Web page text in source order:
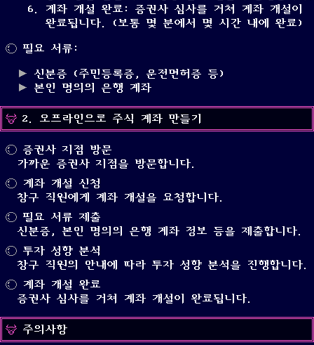
계좌 개설 완료: 증권사 심사를 거쳐 계좌 개설이
완료됩니다. (보통 몇 분에서 몇 시간 내에 완료)
필요 서류:
신분증 (주민등록증, 운전면허증 등)
본인 명의의 은행 계좌
2. 오프라인으로 주식 계좌 만들기
증권사 지점 방문
가까운 증권사 지점을 방문합니다.
계좌 개설 신청
창구 직원에게 계좌 개설을 요청합니다.
필요 서류 제출
신분증, 본인 명의의 은행 계좌 정보 등을 제출합니다.
투자 성향 분석
창구 직원의 안내에 따라 투자 성향 분석을 진행합니다.
계좌 개설 완료
증권사 심사를 거쳐 계좌 개설이 완료됩니다.
주의사항